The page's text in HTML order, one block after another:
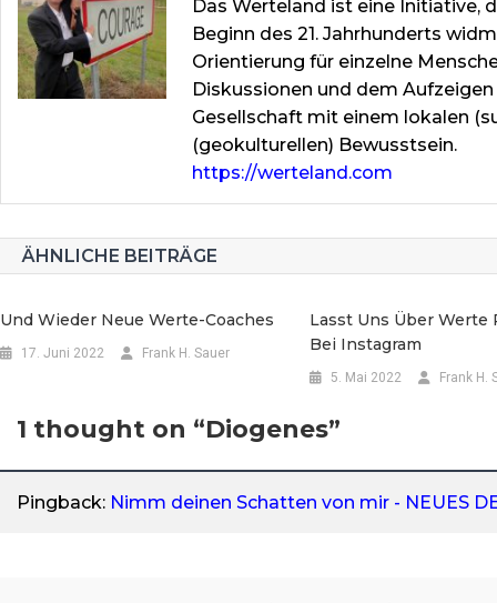
Das Werteland ist eine Initiative,
Beginn des 21. Jahrhunderts
Orientierung für einzelne
Diskussionen und dem
Gesellschaft mit einem lokalen
(geokulturellen) Bewusstsein.
https://werteland.com
ÄHNLICHE BEITRÄGE
Und Wieder Neue Werte-Coaches
17. Juni 2022 Frank H. Sauer
Lasst Uns Über Werte
Bei Instagram
5. Mai 2022 Frank H.
1 thought on “Diogenes”
Pingback: Nimm deinen Schatten von mir - NEUES